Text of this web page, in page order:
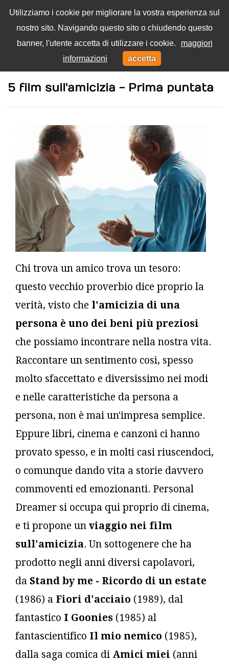
Utilizziamo i cookie per migliorare la vostra esperienza sul
nostro sito. Navigando questo sito o chiudendo questo
banner, l'utente accetta di utilizzare i cookie.
maggiori
informazioni
accetta
Menu
5 film sull'amicizia - Prima puntata
Chi trova un amico trova un tesoro:
questo vecchio proverbio dice proprio la
verità, visto che l'amicizia di una
persona è uno dei beni più preziosi
che possiamo incontrare nella nostra vita.
Raccontare un sentimento così, spesso
molto sfaccettato e diversissimo nei modi
e nelle caratteristiche da persona a
persona, non è mai un'impresa semplice.
Eppure libri, cinema e canzoni ci hanno
provato spesso, e in molti casi riuscendoci,
o comunque dando vita a storie davvero
commoventi ed emozionanti. Personal
Dreamer si occupa qui proprio di cinema,
e ti propone un viaggio nei film
sull'amicizia. Un sottogenere che ha
prodotto negli anni diversi capolavori,
da Stand by me - Ricordo di un estate
(1986) a Fiori d'acciaio (1989), dal
fantastico I Goonies (1985) al
fantascientifico Il mio nemico (1985),
dalla saga comica di Amici miei (anni